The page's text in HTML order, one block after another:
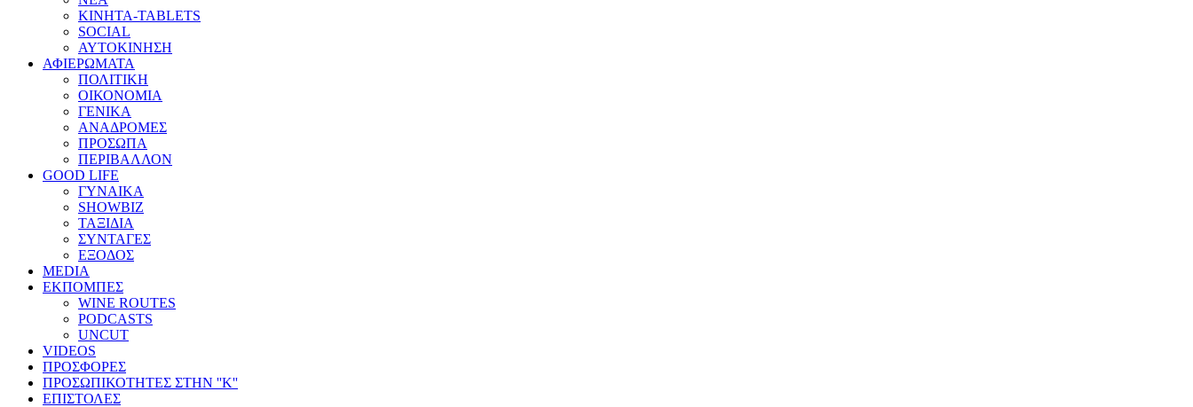
ΚΙΝΗΤΑ-TABLETS
SOCIAL
ΑΥΤΟΚΙΝΗΣΗ
ΑΦΙΕΡΩΜΑΤΑ
ΠΟΛΙΤΙΚΗ
ΟΙΚΟΝΟΜΙΑ
ΓΕΝΙΚΑ
ΑΝΑΔΡΟΜΕΣ
ΠΡΟΣΩΠΑ
ΠΕΡΙΒΑΛΛΟΝ
GOOD LIFE
ΓΥΝΑΙΚΑ
SHOWBIZ
ΤΑΞΙΔΙΑ
ΣΥΝΤΑΓΕΣ
ΕΞΟΔΟΣ
MEDIA
ΕΚΠΟΜΠΕΣ
WINE ROUTES
PODCASTS
UNCUT
VIDEOS
ΠΡΟΣΦΟΡΕΣ
ΠΡΟΣΩΠΙΚΟΤΗΤΕΣ ΣΤΗΝ ''Κ''
ΕΠΙΣΤΟΛΕΣ